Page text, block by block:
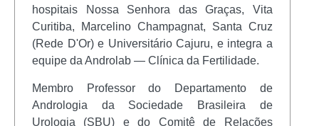
hospitais Nossa Senhora das Graças, Vita
Curitiba, Marcelino Champagnat, Santa Cruz
(Rede D'Or) e Universitário Cajuru, e integra a
equipe da Androlab — Clínica da Fertilidade.
Membro Professor do Departamento de
Andrologia da Sociedade Brasileira de
Urologia (SBU) e do Comitê de Relações